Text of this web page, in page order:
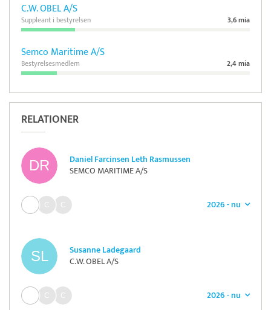
C.W. OBEL A/S
3,6 mia
Suppleant i bestyrelsen
Semco Maritime A/S
2,4 mia
Bestyrelsesmedlem
RELATIONER
Daniel Farcinsen Leth Rasmussen
SEMCO MARITIME A/S
2026 - nu
Susanne Ladegaard
C.W. OBEL A/S
2026 - nu